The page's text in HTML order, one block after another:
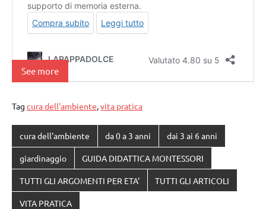
See more
Tag cura dell'ambiente,vita pratica
cura dell'ambiente da 0 a 3 anni dai 3 ai 6 anni
giardinaggio GUIDA DIDATTICA MONTESSORI
TUTTI GLI ARGOMENTI PER ETA' TUTTI GLI ARTICOLI
VITA PRATICA